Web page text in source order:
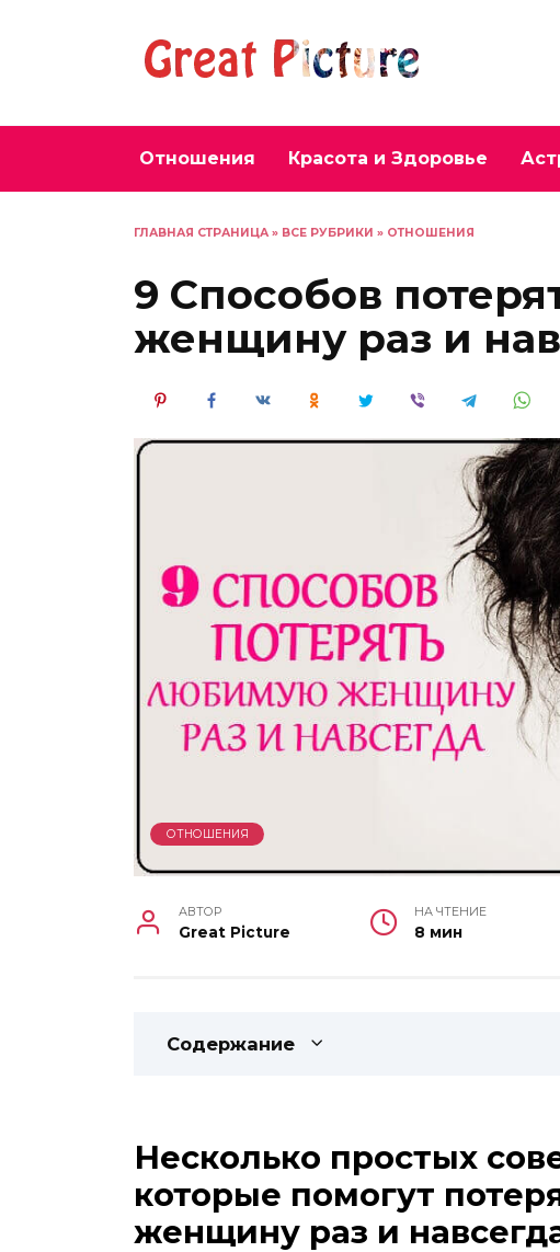
Отношения Красота и Здоровье
ГЛАВНАЯ СТРАНИЦА » ВСЕ РУБРИКИ » ОТНОШЕНИЯ
9 Способов
женщину раз и
ОТНОШЕНИЯ
АВТОР
Great Picture
НА ЧТЕНИЕ
8 мин
Содержание
Несколько простых
которые помогут
женщину раз и